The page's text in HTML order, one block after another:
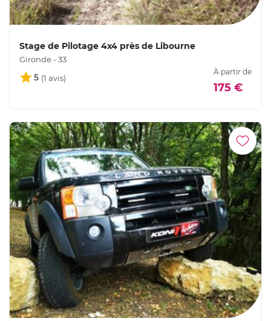
Stage de Pilotage 4x4 près de Libourne
Gironde - 33
5
À partir de
175 €